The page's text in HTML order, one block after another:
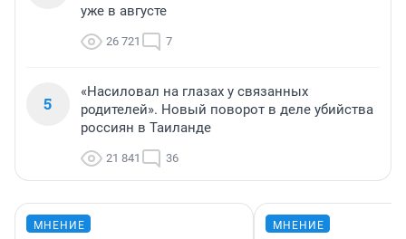
уже в августе
26 721 7
5
«Насиловал на глазах у связанных
родителей». Новый поворот в деле убийства
россиян в Таиланде
21 841 36
МНЕНИЕ МНЕНИЕ